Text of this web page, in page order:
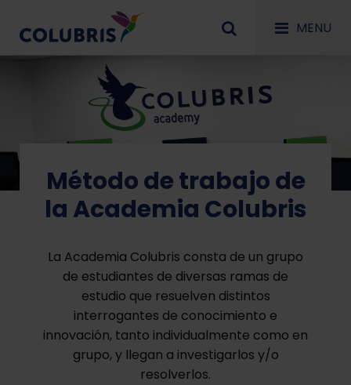
MENU
Método de trabajo de
la Academia Colubris
La Academia Colubris consta de un grupo
de estudiantes de diversas ramas de
estudio que resuelven distintos
interrogantes de conocimiento e
innovación, tanto individualmente como en
grupo, y llegan a investigarlos y/o
resolverlos.